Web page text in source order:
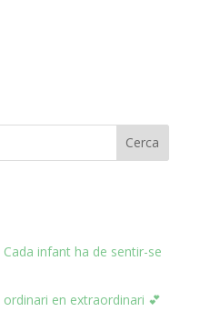
infant ha de sentir-se
en extraordinari 💕